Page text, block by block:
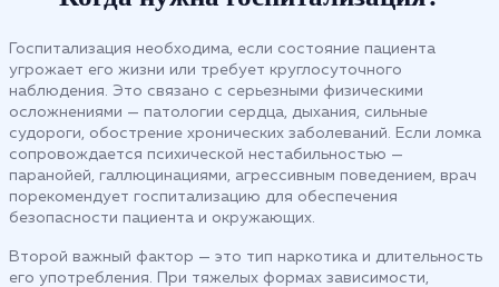
Госпитализация необходима, если состояние пациента
угрожает его жизни или требует круглосуточного
наблюдения. Это связано с серьезными физическими
осложнениями — патологии сердца, дыхания, сильные
судороги, обострение хронических заболеваний. Если ломка
сопровождается психической нестабильностью —
паранойей, галлюцинациями, агрессивным поведением, врач
порекомендует госпитализацию для обеспечения
безопасности пациента и окружающих.
Второй важный фактор — это тип наркотика и длительность
его употребления. При тяжелых формах зависимости,